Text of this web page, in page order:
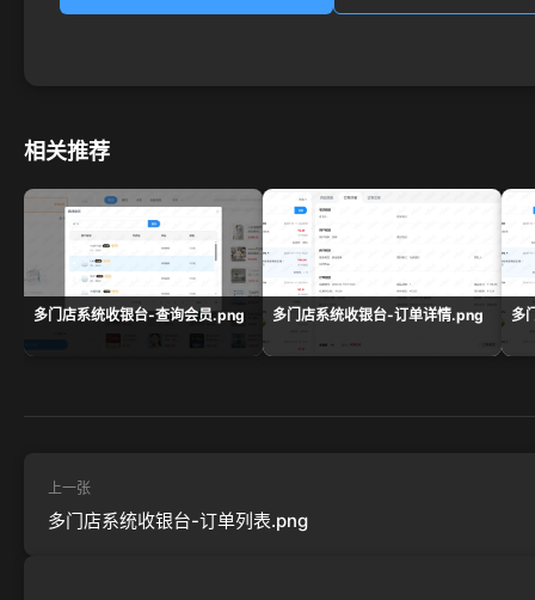
相关推荐
多门店系统收银台-查询会员.png 多门店系统收银台-订单详情.png 多
上一张
多门店系统收银台-订单列表.png